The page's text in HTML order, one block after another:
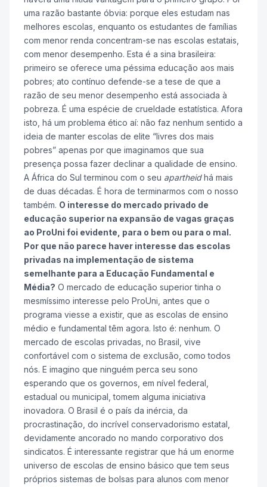
uma razão bastante óbvia: porque eles estudam nas
melhores escolas, enquanto os estudantes de famílias
com menor renda concentram-se nas escolas estatais,
com menor desempenho. Esta é a sina brasileira:
primeiro se oferece uma péssima educação aos mais
pobres; ato contínuo defende-se a tese de que a
razão de seu menor desempenho está associada à
pobreza. É uma espécie de crueldade estatística. Afora
isto, há um problema ético aí: não faz nenhum sentido a
ideia de manter escolas de elite “livres dos mais
pobres” apenas por que imaginamos que sua
presença possa fazer declinar a qualidade de ensino.
A África do Sul terminou com o seu apartheidhá mais
de duas décadas. É hora de terminarmos com o nosso
também. O interesse do mercado privado de
educação superior na expansão de vagas graças
ao ProUni foi evidente, para o bem ou para o mal.
Por que não parece haver interesse das escolas
privadas na implementação de sistema
semelhante para a Educação Fundamental e
Média? O mercado de educação superior tinha o
mesmíssimo interesse pelo ProUni, antes que o
programa viesse a existir, que as escolas de ensino
médio e fundamental têm agora. Isto é: nenhum. O
mercado de escolas privadas, no Brasil, vive
confortável com o sistema de exclusão, como todos
nós. E imagino que ninguém perca seu sono
esperando que os governos, em nível federal,
estadual ou municipal, tomem alguma iniciativa
inovadora. O Brasil é o país da inércia, da
procrastinação, do incrível conservadorismo estatal,
devidamente ancorado no mando corporativo dos
sindicatos. É interessante registrar que há um enorme
universo de escolas de ensino básico que tem seus
próprios sistemas de bolsas para alunos com menor